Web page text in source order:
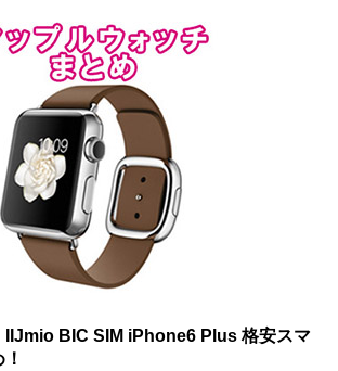
IIJmio BIC SIM iPhone6 Plus 格安スマ